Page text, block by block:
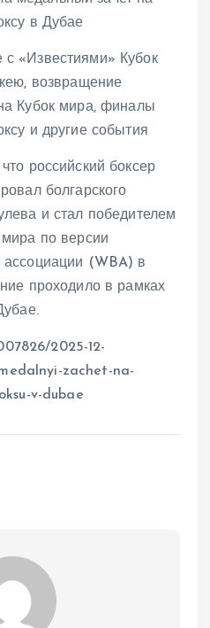
«Известиями» Кубок
возвращение
Кубок мира, финалы
и другие события
российский боксер
болгарского
и стал победителем
по версии
ассоциации (WBA) в
проходило в рамках
2025-12-
zachet-na-
v-dubae